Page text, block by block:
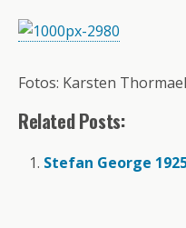
Fotos: Karsten
Related Posts:
Stefan George